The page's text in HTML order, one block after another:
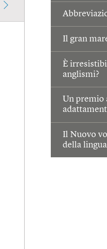
Il gran
È
anglismi?
Un premio
Il Nuovo
della